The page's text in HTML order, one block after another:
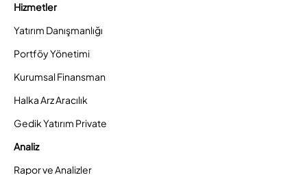
Hizmetler
Yatırım Danışmanlığı
Portföy Yönetimi
Kurumsal Finansman
Halka Arz Aracılık
Gedik Yatırım Private
Analiz
Rapor ve Analizler